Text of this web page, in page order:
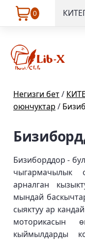
0
Негизги бет/
оюнчуктар /
Бизиборддор -
чыгармачылык
арналган
мындай
сыяктуу ар
моторикасын
кыймылдарды